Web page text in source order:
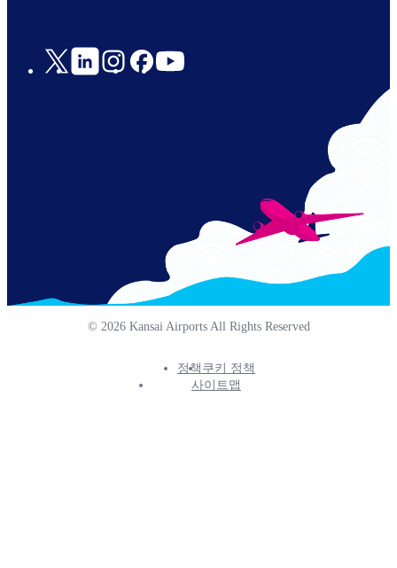
Social
© 2026 Kansai Airports All Rights Reserved
Footer
정책 쿠키 정책
사이트맵